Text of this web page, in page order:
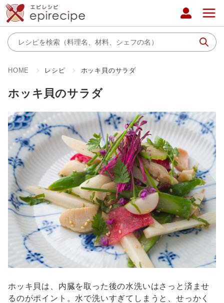
HOME レシピ ホッキ貝のサラダ
ホッキ貝のサラダ
ホッキ貝は、内臓を取った後の水洗いはさっと済ませ
るのがポイント。水で洗いすぎてしまうと、せっかく